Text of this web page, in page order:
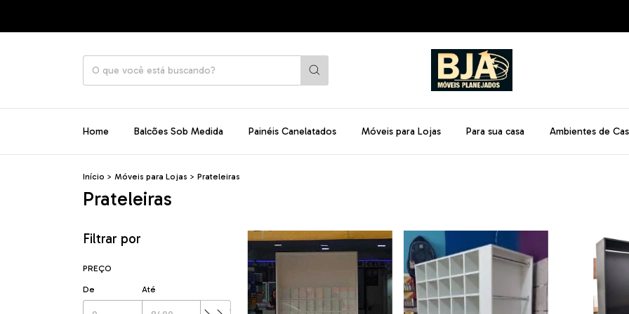
Home Balcões Sob Medida Painéis Canelatados Móveis para Lojas Para sua casa Ambientes de
Início > Móveis para Lojas > Prateleiras
Prateleiras
Filtrar por
PREÇO
De Até